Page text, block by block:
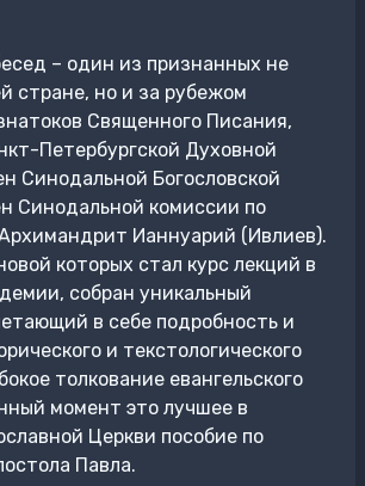
– один из признанных не
стране, но и за рубежом
Священного Писания,
Петербургской Духовной
Синодальной Богословской
Синодальной комиссии по
Ианнуарий (Ивлиев).
которых стал курс лекций в
собран уникальный
в себе подробность и
и текстологического
толкование евангельского
момент это лучшее в
Церкви пособие по
Павла.